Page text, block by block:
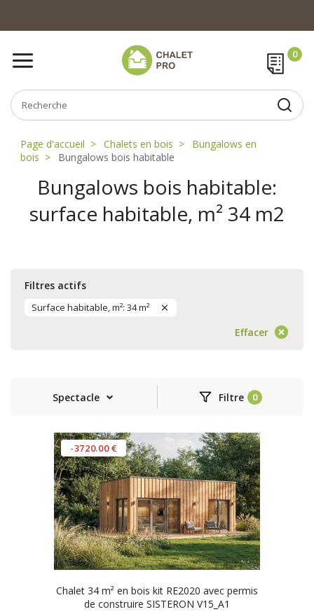
Page d'accueil Chalets en bois
Bungalows en
bois
Bungalows bois habitable
Bungalows bois habitable:
surface habitable, m² 34 m2
Filtres actifs
Surface habitable, m²: 34 m²
Effacer
Spectacle Filtre
-3720.00 €
Chalet 34 m² en bois kit RE2020 avec permis
de construire SISTERON V15_A1